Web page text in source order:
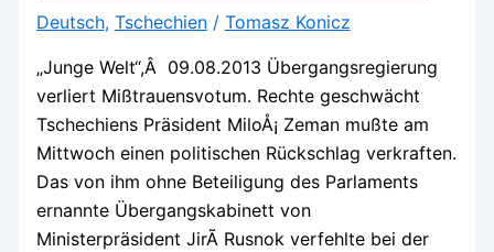
Deutsch, Tschechien/ Tomasz Konicz
„Junge Welt“,Â 09.08.2013 Übergangsregierung
verliert Mißtrauensvotum. Rechte geschwächt
Tschechiens Präsident MiloÅ¡ Zeman mußte am
Mittwoch einen politischen Rückschlag verkraften.
Das von ihm ohne Beteiligung des Parlaments
ernannte Übergangskabinett von
Ministerpräsident JirÃ­ Rusnok verfehlte bei der